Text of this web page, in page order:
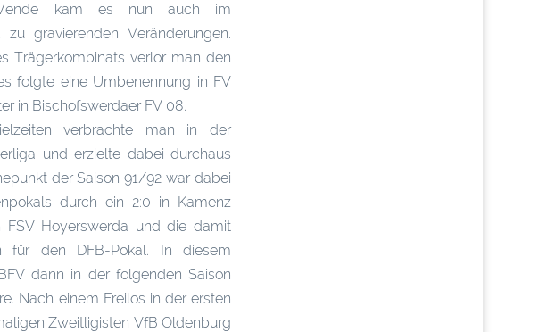
kam es nun auch im
gravierenden Veränderungen.
Trägerkombinats verlor man den
folgte eine Umbenennung in FV
in Bischofswerdaer FV 08.
verbrachte man in der
und erzielte dabei durchaus
der Saison 91/92 war dabei
durch ein 2:0 in Kamenz
Hoyerswerda und die damit
für den DFB-Pokal. In diesem
dann in der folgenden Saison
Nach einem Freilos in der ersten
Zweitligisten VfB Oldenburg